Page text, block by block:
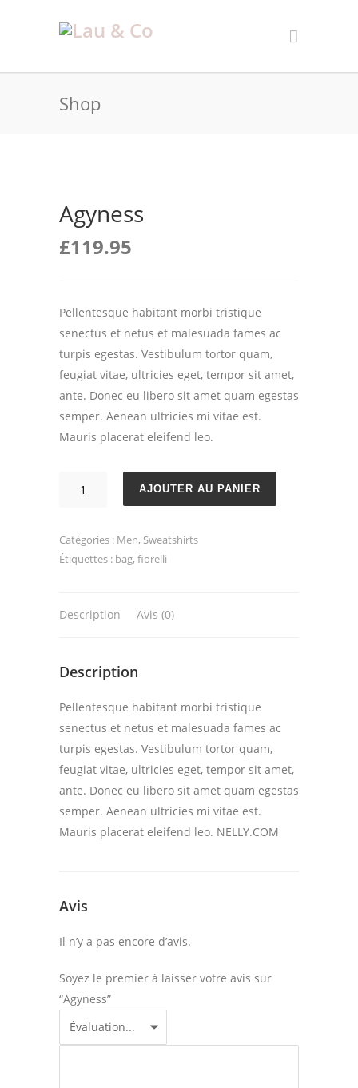
Shop
Agyness
£119.95
Pellentesque habitant morbi tristique
senectus et netus et malesuada fames ac
turpis egestas. Vestibulum tortor quam,
feugiat vitae, ultricies eget, tempor sit amet,
ante. Donec eu libero sit amet quam egestas
semper. Aenean ultricies mi vitae est.
Mauris placerat eleifend leo.
AJOUTER AU PANIER
Catégories : Men, Sweatshirts
Étiquettes : bag, fiorelli
Description Avis (0)
Description
Pellentesque habitant morbi tristique
senectus et netus et malesuada fames ac
turpis egestas. Vestibulum tortor quam,
feugiat vitae, ultricies eget, tempor sit amet,
ante. Donec eu libero sit amet quam egestas
semper. Aenean ultricies mi vitae est.
Mauris placerat eleifend leo. NELLY.COM
Avis
Il n’y a pas encore d’avis.
Soyez le premier à laisser votre avis sur
“Agyness”